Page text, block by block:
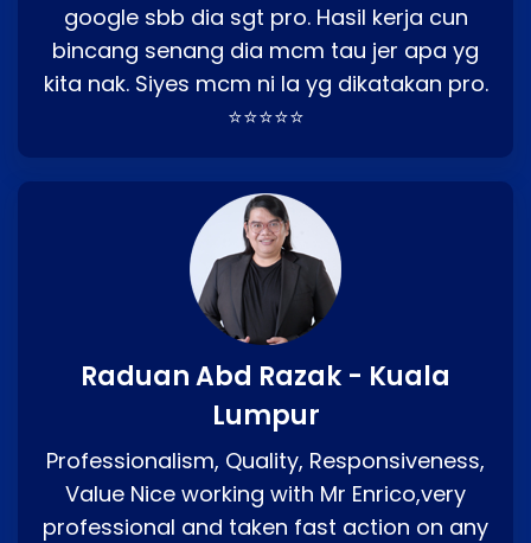
google sbb dia sgt pro. Hasil kerja cun
bincang senang dia mcm tau jer apa yg
kita nak. Siyes mcm ni la yg dikatakan pro.
⭐⭐⭐⭐⭐
Raduan Abd Razak - Kuala
Lumpur
Professionalism, Quality, Responsiveness,
Value Nice working with Mr Enrico,very
professional and taken fast action on any